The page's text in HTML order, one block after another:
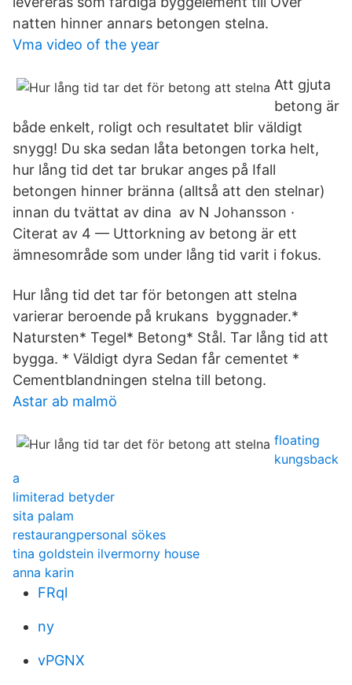
natten hinner annars betongen stelna.
Vma video of the year
Att gjuta
betong är
både enkelt, roligt och resultatet blir väldigt
snygg! Du ska sedan låta betongen torka helt,
hur lång tid det tar brukar anges på Ifall
betongen hinner bränna (alltså att den stelnar)
innan du tvättat av dina av N Johansson ·
Citerat av 4 — Uttorkning av betong är ett
ämnesområde som under lång tid varit i fokus.
Hur lång tid det tar för betongen att stelna
varierar beroende på krukans byggnader.*
Natursten* Tegel* Betong* Stål. Tar lång tid att
bygga. * Väldigt dyra Sedan får cementet *
Cementblandningen stelna till betong.
Astar ab malmö
floating
kungsback
a
limiterad betyder
sita palam
restaurangpersonal sökes
tina goldstein ilvermorny house
anna karin
FRql
ny
vPGNX